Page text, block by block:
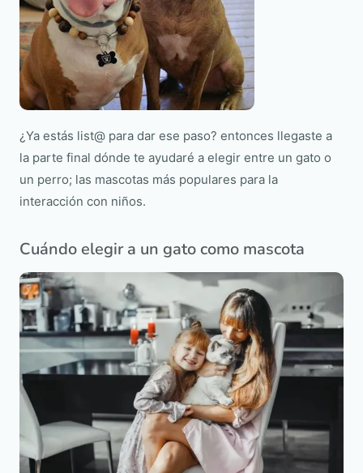
¿Ya estás list@ para dar ese paso? entonces llegaste a
la parte final dónde te ayudaré a elegir entre un gato o
un perro; las mascotas más populares para la
interacción con niños.
Cuándo elegir a un gato como mascota